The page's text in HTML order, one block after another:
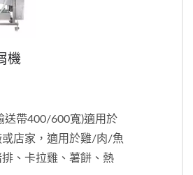
機
送帶400/600寬)適用於
店家，適用於雞/肉/魚
、卡拉雞、薯餅、熱